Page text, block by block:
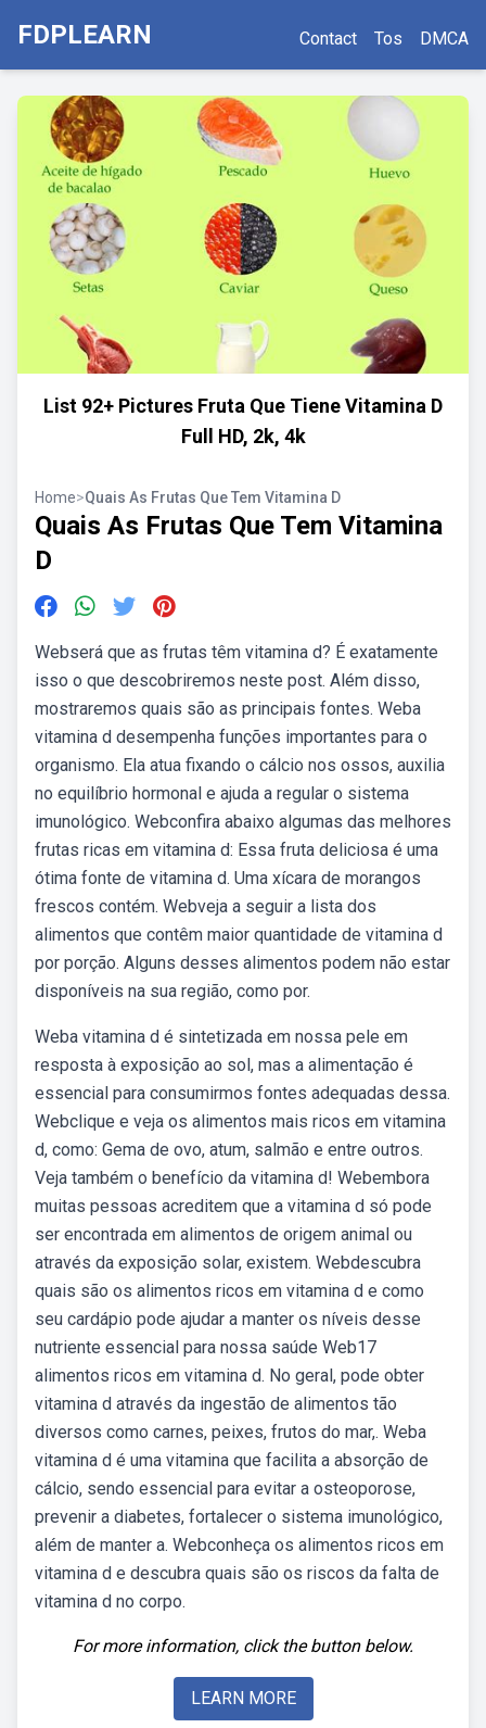
FDPLEARN Contact Tos DMCA
List 92+ Pictures Fruta Que Tiene Vitamina D
Full HD, 2k, 4k
Home>Quais As Frutas Que Tem Vitamina D
Quais As Frutas Que Tem Vitamina
D
Webserá que as frutas têm vitamina d? É exatamente
isso o que descobriremos neste post. Além disso,
mostraremos quais são as principais fontes. Weba
vitamina d desempenha funções importantes para o
organismo. Ela atua fixando o cálcio nos ossos, auxilia
no equilíbrio hormonal e ajuda a regular o sistema
imunológico. Webconfira abaixo algumas das melhores
frutas ricas em vitamina d: Essa fruta deliciosa é uma
ótima fonte de vitamina d. Uma xícara de morangos
frescos contém. Webveja a seguir a lista dos
alimentos que contêm maior quantidade de vitamina d
por porção. Alguns desses alimentos podem não estar
disponíveis na sua região, como por.
Weba vitamina d é sintetizada em nossa pele em
resposta à exposição ao sol, mas a alimentação é
essencial para consumirmos fontes adequadas dessa.
Webclique e veja os alimentos mais ricos em vitamina
d, como: Gema de ovo, atum, salmão e entre outros.
Veja também o benefício da vitamina d! Webembora
muitas pessoas acreditem que a vitamina d só pode
ser encontrada em alimentos de origem animal ou
através da exposição solar, existem. Webdescubra
quais são os alimentos ricos em vitamina d e como
seu cardápio pode ajudar a manter os níveis desse
nutriente essencial para nossa saúde Web17
alimentos ricos em vitamina d. No geral, pode obter
vitamina d através da ingestão de alimentos tão
diversos como carnes, peixes, frutos do mar,. Weba
vitamina d é uma vitamina que facilita a absorção de
cálcio, sendo essencial para evitar a osteoporose,
prevenir a diabetes, fortalecer o sistema imunológico,
além de manter a. Webconheça os alimentos ricos em
vitamina d e descubra quais são os riscos da falta de
vitamina d no corpo.
For more information, click the button below.
LEARN MORE